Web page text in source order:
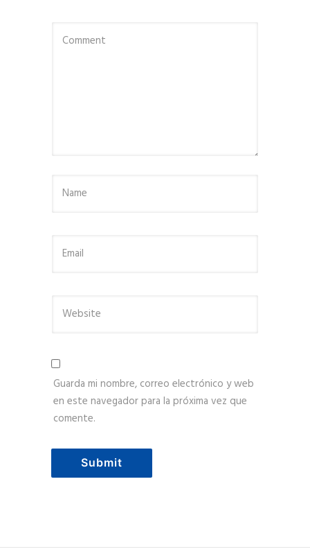
Guarda mi nombre, correo electrónico y web
en este navegador para la próxima vez que
comente.